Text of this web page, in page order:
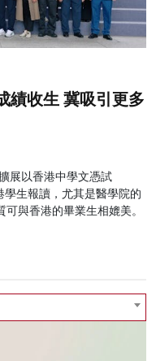
績收生 冀吸引更多
展以香港中學文憑試
學生報讀，尤其是醫學院的
與香港的畢業生相媲美。